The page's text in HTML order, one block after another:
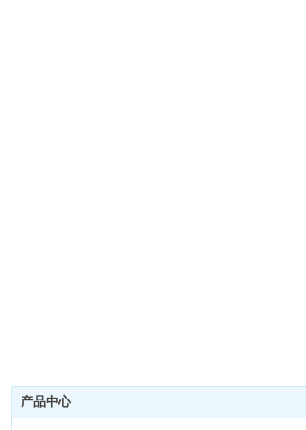
产品中心